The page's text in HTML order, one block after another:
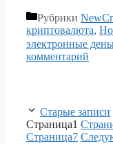
Рубрики
криптовалюта,
электронные
комментарий
Старые записи
Страница1
Страница7